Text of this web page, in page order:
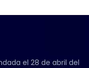
el 28 de abril del